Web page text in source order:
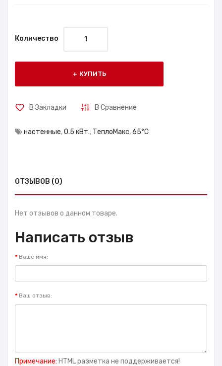
Количество
КУПИТЬ
В Закладки В Сравнение
настенные,0.5 кВт., ТеплоМакс,65°С
ОТЗЫВОВ (0)
Нет отзывов о данном товаре.
Написать отзыв
Ваше имя:
Ваш отзыв:
Примечание: HTML разметка не поддерживается!